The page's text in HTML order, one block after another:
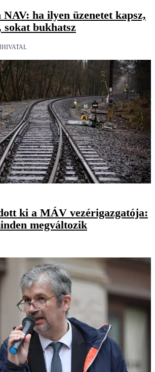
NAV: ha ilyen üzenetet kapsz,
sokat bukhatsz
ki a MÁV vezérigazgatója:
megváltozik